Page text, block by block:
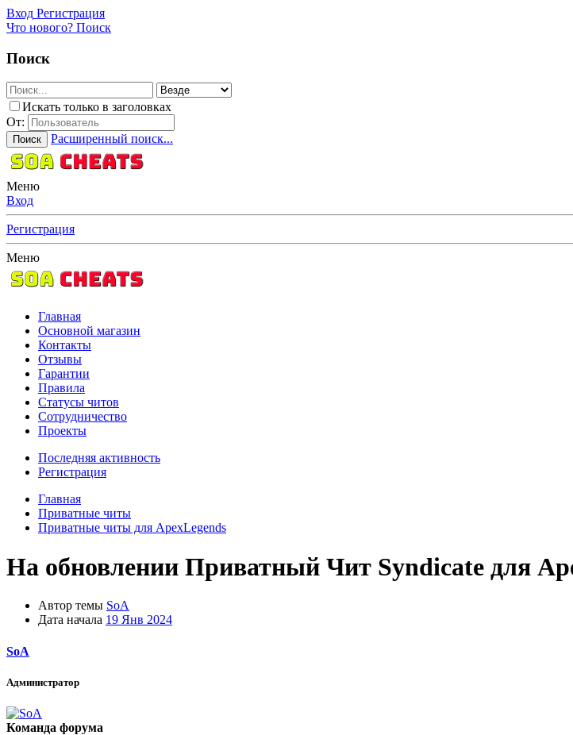
Вход Регистрация
Что нового? Поиск
Поиск
Искать только в заголовках
От:
Поиск Расширенный поиск...
Меню
Вход
Регистрация
Меню
Главная
Основной магазин
Контакты
Отзывы
Гарантии
Правила
Статусы читов
Сотрудничество
Проекты
Последняя активность
Регистрация
Главная
Приватные читы
Приватные читы для ApexLegends
На обновлении Приватный Чит Syndicate для
Автор темы SoA
Дата начала 19 Янв 2024
SoA
Администратор
Команда форума